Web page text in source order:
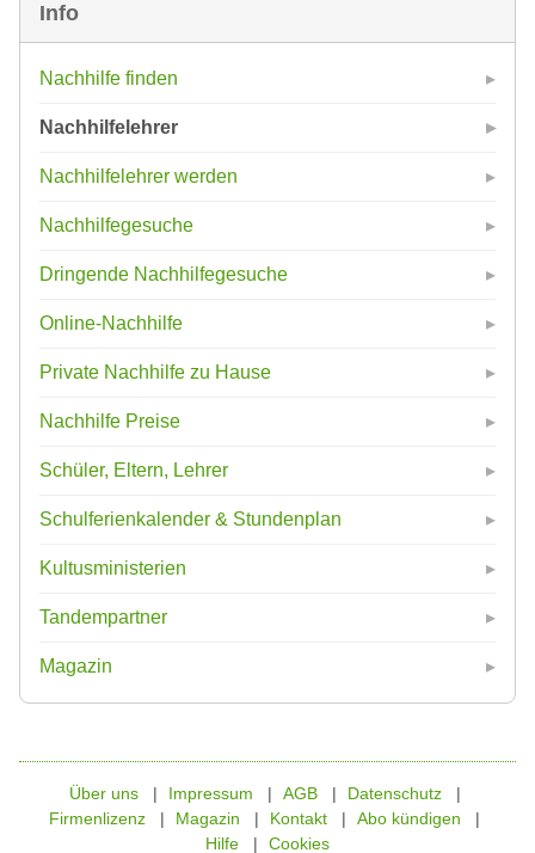
Info
Nachhilfe finden
Nachhilfelehrer
Nachhilfelehrer werden
Nachhilfegesuche
Dringende Nachhilfegesuche
Online-Nachhilfe
Private Nachhilfe zu Hause
Nachhilfe Preise
Schüler, Eltern, Lehrer
Schulferienkalender & Stundenplan
Kultusministerien
Tandempartner
Magazin
Über uns Impressum AGB
Datenschutz
Firmenlizenz
Magazin Kontakt
Abo kündigen
Hilfe
Cookies